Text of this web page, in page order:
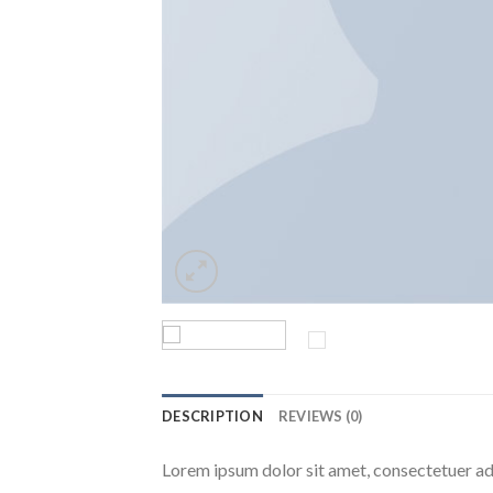
DESCRIPTION REVIEWS (0)
Lorem ipsum dolor sit amet, consectetuer